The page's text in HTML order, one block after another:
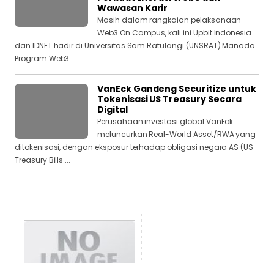
Wawasan Karir
Masih dalam rangkaian pelaksanaan
Web3 On Campus, kali ini Upbit Indonesia
dan IDNFT hadir di Universitas Sam Ratulangi (UNSRAT) Manado.
Program Web3 ...
VanEck Gandeng Securitize untuk
Tokenisasi US Treasury Secara
Digital
Perusahaan investasi global VanEck
meluncurkan Real-World Asset/RWA yang
ditokenisasi, dengan eksposur terhadap obligasi negara AS (US
Treasury Bills ...